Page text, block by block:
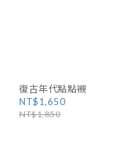
復古年代點點襯
NT$1,650
NT$1,850